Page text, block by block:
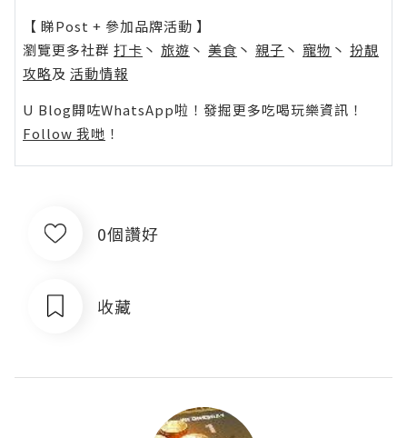
【 睇Post + 參加品牌活動 】
瀏覽更多社群 打卡 丶 旅遊 丶 美食 丶 親子 丶 寵物 丶 扮靚
攻略及 活動情報
U Blog開咗WhatsApp啦！發掘更多吃喝玩樂資訊！
Follow 我哋 ！
0個讚好
收藏